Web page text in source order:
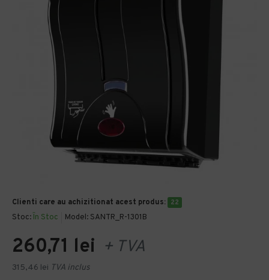
Clienti care au achizitionat acest produs: 22
Stoc: În Stoc Model: SANTR_R-1301B
260,71 lei + TVA
315,46 lei TVA inclus